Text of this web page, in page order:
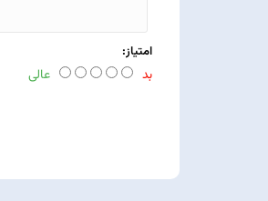
امتیاز:
بد عالی